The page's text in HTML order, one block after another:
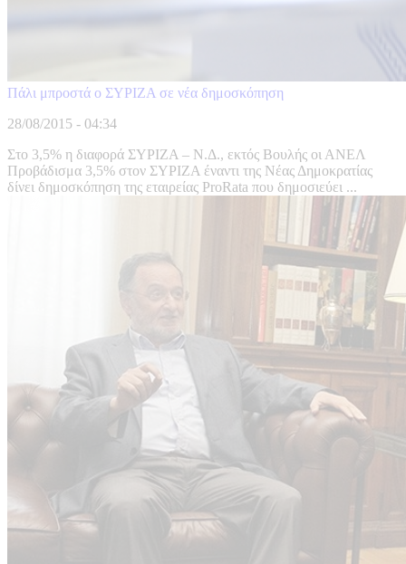
Πάλι μπροστά ο ΣΥΡΙΖΑ σε νέα δημοσκόπηση
28/08/2015 - 04:34
Στο 3,5% η διαφορά ΣΥΡΙΖΑ – Ν.Δ., εκτός Βουλής οι ΑΝΕΛ
Προβάδισμα 3,5% στον ΣΥΡΙΖΑ έναντι της Νέας Δημοκρατίας
δίνει δημοσκόπηση της εταιρείας ProRata που δημοσιεύει ...